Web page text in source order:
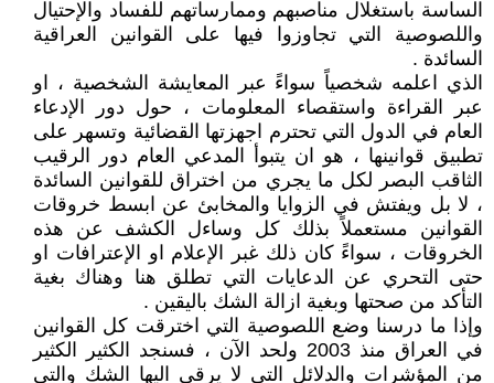
الساسة باستغلال مناصبهم وممارساتهم للفساد والإحتيال
واللصوصية التي تجاوزوا فيها على القوانين العراقية
السائدة .
الذي اعلمه شخصياً سواءً عبر المعايشة الشخصية ، او
عبر القراءة واستقصاء المعلومات ، حول دور الإدعاء
العام في الدول التي تحترم اجهزتها القضائية وتسهر على
تطبيق قوانينها ، هو ان يتبوأ المدعي العام دور الرقيب
الثاقب البصر لكل ما يجري من اختراق للقوانين السائدة
، لا بل ويفتش في الزوايا والمخابئ عن ابسط خروقات
القوانين مستعملاً بذلك كل وساءل الكشف عن هذه
الخروقات ، سواءً كان ذلك غبر الإعلام او الإعترافات او
حتى التحري عن الدعايات التي تطلق هنا وهناك بغية
التأكد من صحتها وبغية ازالة الشك باليقين .
وإذا ما درسنا وضع اللصوصية التي اخترقت كل القوانين
في العراق منذ 2003 ولحد الآن ، فسنجد الكثير الكثير
من المؤشرات والدلائل التي لا يرقى اليها الشك والتي